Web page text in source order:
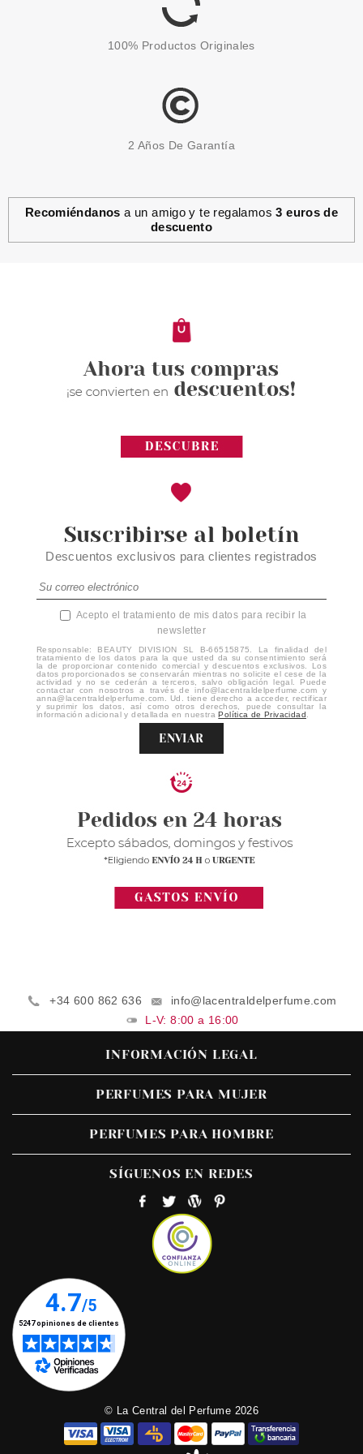
L´OREAL
24.25€
100% Productos Originales
2 Años De Garantía
Recomiéndanos a un amigo y te regalamos3 euros de
descuento
Suscribirse al boletín
Descuentos exclusivos para clientes registrados
Acepto el tratamiento de mis datos para recibir la
newsletter
Responsable: BEAUTY DIVISION SL B-66515875. La finalidad del
tratamiento de los datos para la que usted da su consentimiento será
la de proporcionar contenido comercial y descuentos exclusivos. Los
datos proporcionados se conservarán mientras no solicite el cese de la
actividad y no se cederán a terceros, salvo obligación legal. Puede
contactar con nosotros a través de info@lacentraldelperfume.com y
anna@lacentraldelperfume.com. Ud. tiene derecho a acceder, rectificar
y suprimir los datos, así como otros derechos, puede consultar la
información adicional y detallada en nuestraPolítica de Privacidad
ENVIAR
+34 600 862 636
info@lacentraldelperfume.com
L-V: 8:00 a 16:00
INFORMACIÓN LEGAL
PERFUMES PARA MUJER
PERFUMES PARA HOMBRE
SÍGUENOS EN REDES
© La Central del Perfume 2026